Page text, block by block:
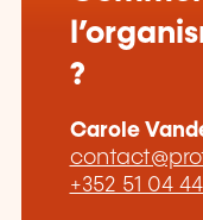
?
Carole
+352 51 04 44